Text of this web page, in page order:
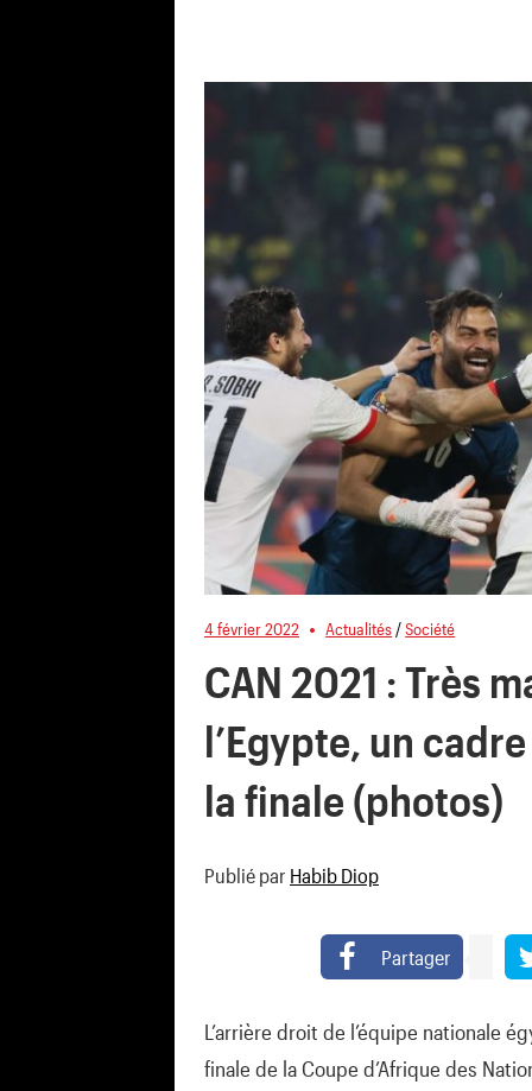
4 février 2022 Actualités /Société
CAN 2021 : Très
l’Egypte, un
la finale (photos)
Publié par Habib Diop
Partager
L’arrière droit de l’équipe nationale
finale de la Coupe d’Afrique des